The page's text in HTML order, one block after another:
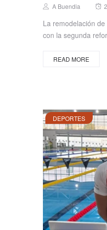
Author
A Buendia
La remodelación
con la segunda
READ MORE
DEPORTES